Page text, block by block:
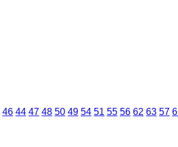
46 44 47 48 50 49 54 51 55 56 62 63 57